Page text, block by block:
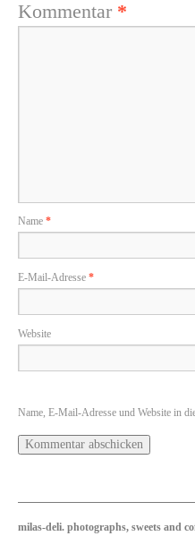
Kommentar *
Name *
E-Mail-Adresse *
Website
Name, E-Mail-Adresse und Website in
milas-deli. photographs, sweets and